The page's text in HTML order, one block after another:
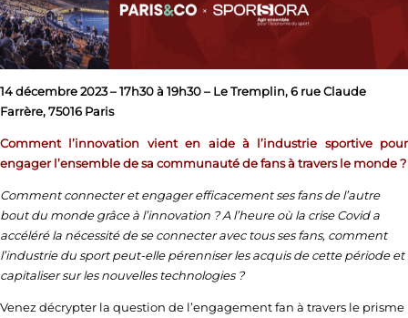
14 décembre 2023 – 17h30 à 19h30 – Le Tremplin, 6 rue Claude
Farrère, 75016 Paris
Comment l’innovation vient en aide à l’industrie sportive pour
engager l’ensemble de sa communauté de fans à travers le monde ?
Comment connecter et engager efficacement ses fans de l’autre
bout du monde grâce à l’innovation ? A l’heure où la crise Covid a
accéléré la nécessité de se connecter avec tous ses fans, comment
l’industrie du sport peut-elle pérenniser les acquis de cette période et
capitaliser sur les nouvelles technologies ?
Venez décrypter la question de l’engagement fan à travers le prisme